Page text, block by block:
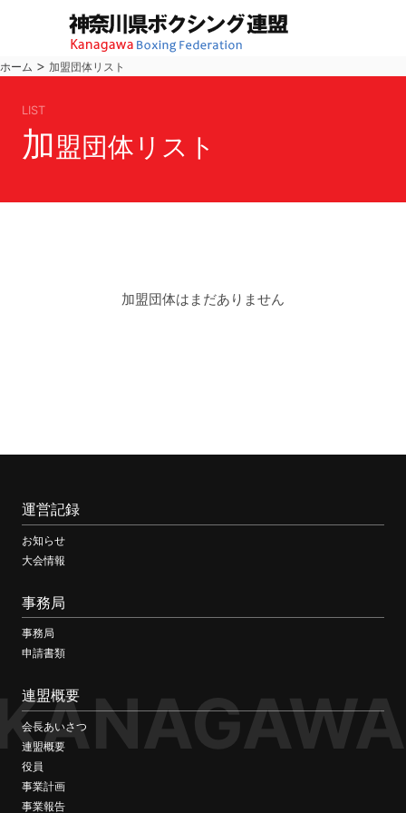
ホーム > 加盟団体リスト
LIST
加 盟団体リスト
加盟団体はまだありません
運営記録
お知らせ
大会情報
事務局
事務局
申請書類
連盟概要
会長あいさつ
連盟概要
役員
事業計画
事業報告